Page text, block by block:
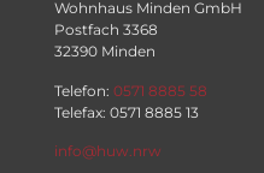
Wohnhaus Minden GmbH
Postfach 3368
32390 Minden
Telefon: 0571 8885 58
Telefax: 0571 8885 13
info@huw.nrw